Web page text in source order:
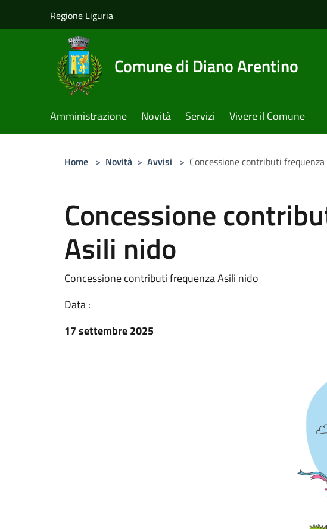
Regione Liguria
Comune di Diano Arentino
Amministrazione Novità Servizi Vivere il Comune
Home > Novità > Avvisi > Concessione contributi
Concessione
Asili nido
Concessione contributi frequenza Asili nido
Data :
17 settembre 2025